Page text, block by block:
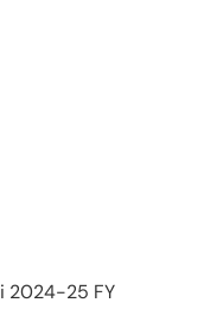
2024-25 FY